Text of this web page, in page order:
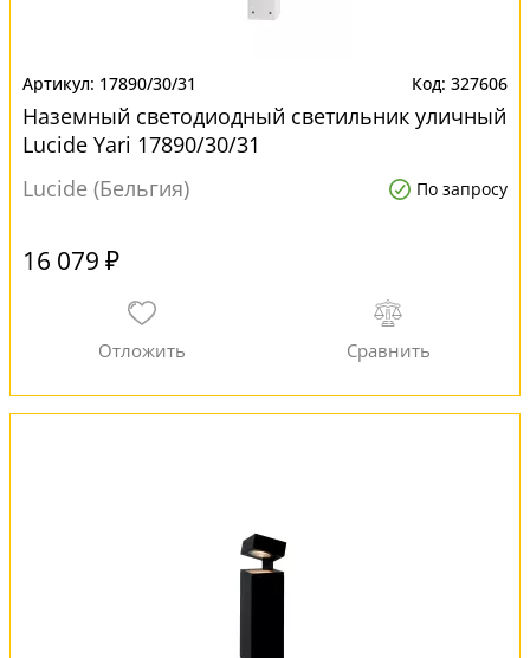
17890/30/31 327606
Наземный светодиодный светильник уличный
Lucide Yari 17890/30/31
Lucide (Бельгия)
По запросу
16 079 ₽